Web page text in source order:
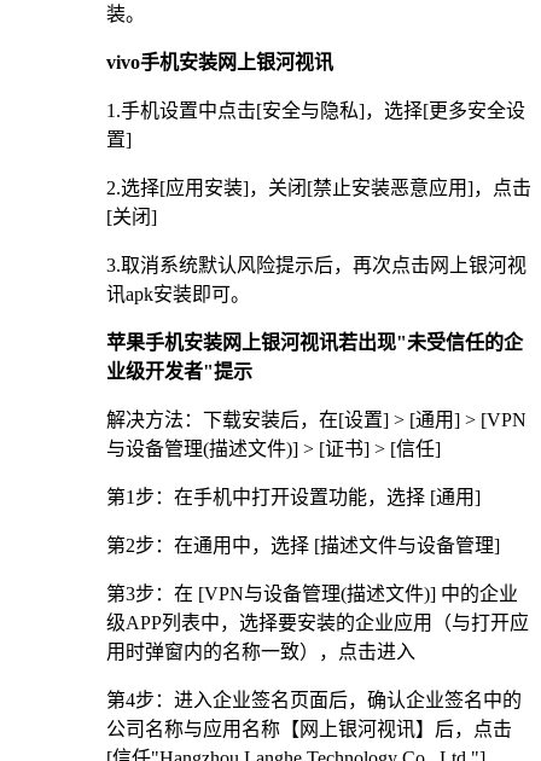
装。
vivo手机安装网上银河视讯
1.手机设置中点击[安全与隐私]，选择[更多安全设
置]
2.选择[应用安装]，关闭[禁止安装恶意应用]，点击
[关闭]
3.取消系统默认风险提示后，再次点击网上银河视
讯apk安装即可。
苹果手机安装网上银河视讯若出现"未受信任的企
业级开发者"提示
解决方法：下载安装后，在[设置] > [通用] > [VPN
与设备管理(描述文件)] > [证书] > [信任]
第1步：在手机中打开设置功能，选择 [通用]
第2步：在通用中，选择 [描述文件与设备管理]
第3步：在 [VPN与设备管理(描述文件)] 中的企业
级APP列表中，选择要安装的企业应用（与打开应
用时弹窗内的名称一致），点击进入
第4步：进入企业签名页面后，确认企业签名中的
公司名称与应用名称【网上银河视讯】后，点击